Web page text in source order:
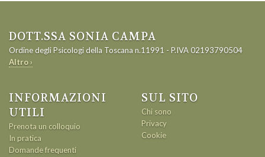
DOTT.SSA SONIA CAMPA
Ordine degli Psicologi della Toscana n.11991 - P.IVA 02193790504
Altro ›
INFORMAZIONI
UTILI
Prenota un colloquio
In pratica
Domande frequenti
SUL SITO
Chi sono
Privacy
Cookie